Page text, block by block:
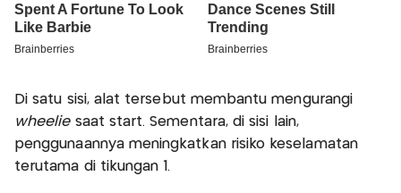
Di satu sisi, alat tersebut membantu mengurangi
wheeliesaat start. Sementara, di sisi lain,
penggunaannya meningkatkan risiko keselamatan
terutama di tikungan 1.